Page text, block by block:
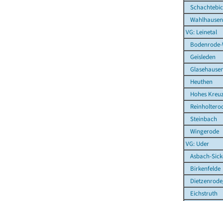
Wahlhausen
VG: Leinetal
Bodenrode-
Geisleden
Heuthen
Hohes
Steinbach
Wingerode
VG: Uder
Asbach-
Birkenfelde
Eichstruth